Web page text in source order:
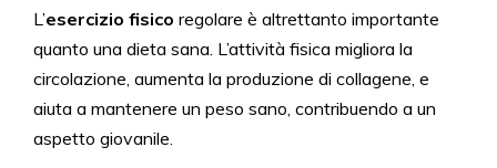
L’esercizio fisico regolare è altrettanto importante
quanto una dieta sana. L’attività fisica migliora la
circolazione, aumenta la produzione di collagene, e
aiuta a mantenere un peso sano, contribuendo a un
aspetto giovanile.